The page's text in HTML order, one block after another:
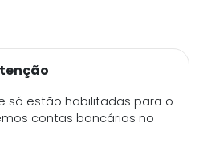
só estão habilitadas para o
contas bancárias no